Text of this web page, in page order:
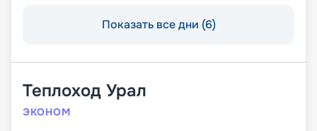
Показать все дни (6)
Теплоход Урал
ЭКОНОМ